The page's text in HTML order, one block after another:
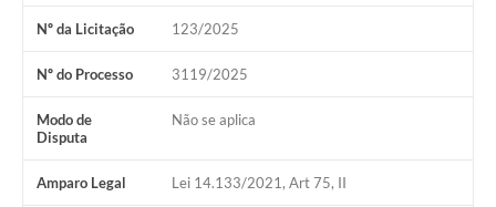
Nº da Licitação 123/2025
Nº do Processo 3119/2025
Modo de
Disputa
Não se aplica
Amparo Legal Lei 14.133/2021, Art 75, II